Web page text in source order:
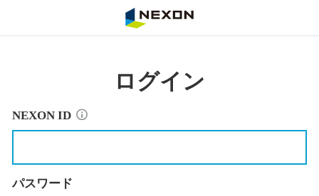
ログイン
NEXON ID
パスワード